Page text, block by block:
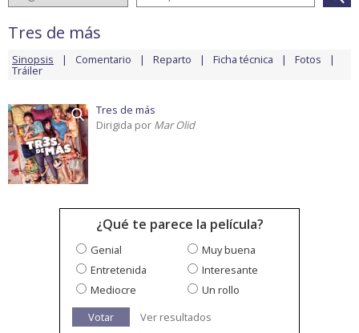
Tres de más
Sinopsis Comentario Reparto Ficha técnica Fotos
Tráiler
Tres de más
Dirigida por Mar Olid
¿Qué te parece la película?
Genial
Muy buena
Entretenida
Interesante
Mediocre
Un rollo
Votar
Ver resultados